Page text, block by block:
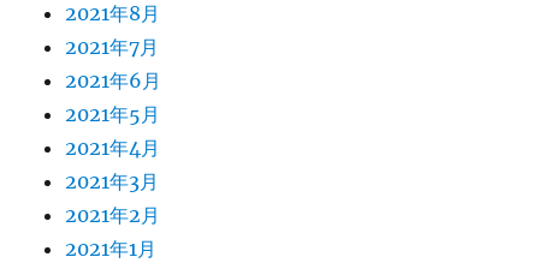
2021年8月
2021年7月
2021年6月
2021年5月
2021年4月
2021年3月
2021年2月
2021年1月